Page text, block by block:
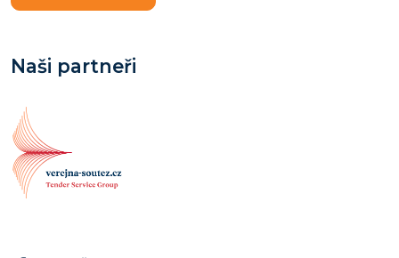
Naši partneři